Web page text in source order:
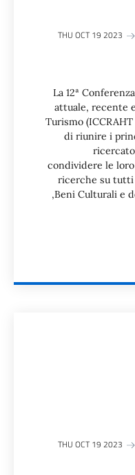
La 12ª
attuale, recente
Turismo (ICCRAHT
di riunire i
condividere le
ricerche su tutti
Beni Culturali e del Turismo. Fornisce, inoltre,